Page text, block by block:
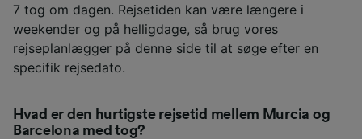
7 tog om dagen. Rejsetiden kan være længere i
weekender og på helligdage, så brug vores
rejseplanlægger på denne side til at søge efter en
specifik rejsedato.
Hvad er den hurtigste rejsetid mellem Murcia og
Barcelona med tog?